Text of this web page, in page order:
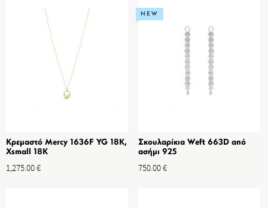
Κρεμαστό Mercy 1636F YG 18K,
Xsmall 18K
1,275.00€
NEW
Σκουλαρίκια Weft 663D από
ασήμι 925
750.00€